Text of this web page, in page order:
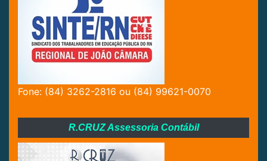
Fone: (84) 3262-2816 ou (84) 99621-0070
R.CRUZ Assessoria Contábil